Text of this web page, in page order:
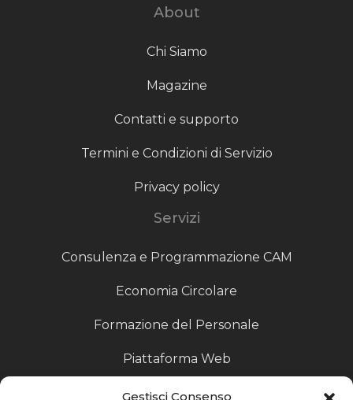
Gestisci Consenso
About
Chi Siamo
Magazine
Contatti e supporto
Termini e Condizioni di Servizio
Privacy policy
Servizi
Consulenza e Programmazione CAM
Economia Circolare
Formazione del Personale
Piattaforma Web
Scouting fornitori